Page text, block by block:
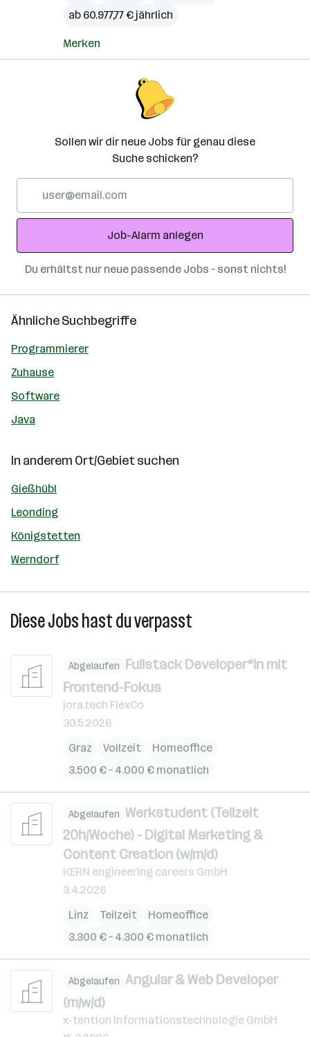
ab 60.977,77 € jährlich
Merken
Sollen wir dir neue Jobs für genau diese
Suche schicken?
Adresse
Job-Alarm anlegen
Du erhältst nur neue passende Jobs – sonst nichts!
Ähnliche Suchbegriffe
Programmierer
Zuhause
Software
Java
In anderem Ort/Gebiet suchen
Gießhübl
Leonding
Königstetten
Werndorf
Diese Jobs hast du verpasst
Abgelaufen Fullstack Developer*in mit
Frontend-Fokus
jora.tech FlexCo
30.5.2026
Graz
Vollzeit
Homeoffice
3.500 € – 4.000 € monatlich
Abgelaufen Werkstudent (Teilzeit
20h/Woche) - Digital Marketing &
Content Creation (w/m/d)
KERN engineering careers GmbH
3.4.2026
Linz
Teilzeit
Homeoffice
3.300 € – 4.300 € monatlich
Abgelaufen Angular & Web Developer
(m/w/d)
x-tention Informationstechnologie GmbH